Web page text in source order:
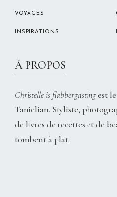
VOYAGES
INSPIRATIONS
À PROPOS
Christelle is flabbergastingest
Tanielian. Styliste,
de livres de recettes et de
tombent à plat.